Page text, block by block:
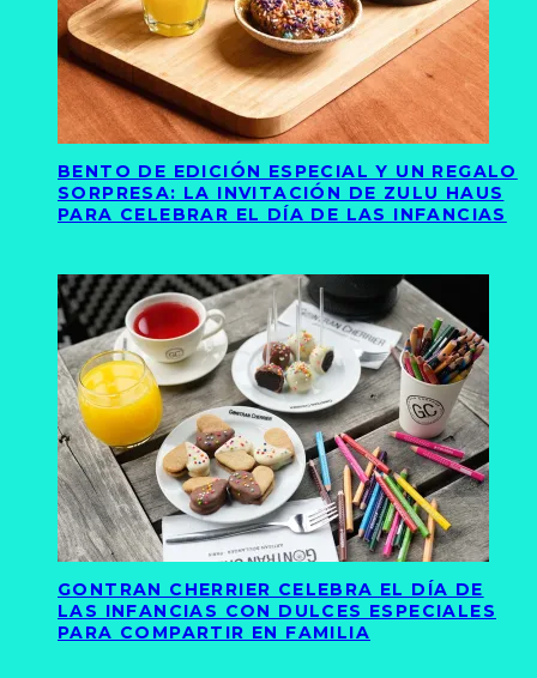
BENTO DE EDICIÓN ESPECIAL Y UN REGALO
SORPRESA: LA INVITACIÓN DE ZULU HAUS
PARA CELEBRAR EL DÍA DE LAS INFANCIAS
GONTRAN CHERRIER CELEBRA EL DÍA DE
LAS INFANCIAS CON DULCES ESPECIALES
PARA COMPARTIR EN FAMILIA